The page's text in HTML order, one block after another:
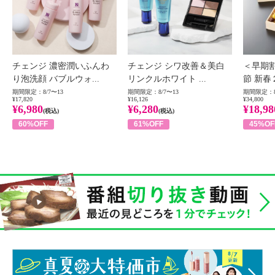
チェンジ 濃密潤いふんわ
り泡洗顔 バブルウォ...
期間限定：8/7〜13
¥17,820
¥6,980(税込)
60%OFF
チェンジ シワ改善＆美白
リンクルホワイト ...
期間限定：8/7〜13
¥16,126
¥6,280(税込)
61%OFF
＜早期
節 新春
期間限定：
¥34,800